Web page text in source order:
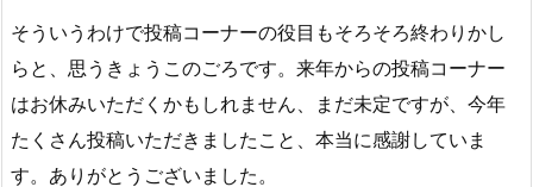
そういうわけで投稿コーナーの役目もそろそろ終わりかし
らと、思うきょうこのごろです。来年からの投稿コーナー
はお休みいただくかもしれません、まだ未定ですが、今年
たくさん投稿いただきましたこと、本当に感謝していま
す。ありがとうございました。